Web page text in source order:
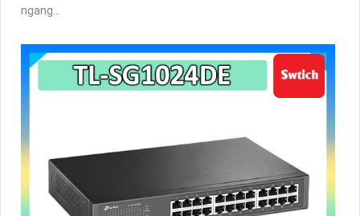
ngang...